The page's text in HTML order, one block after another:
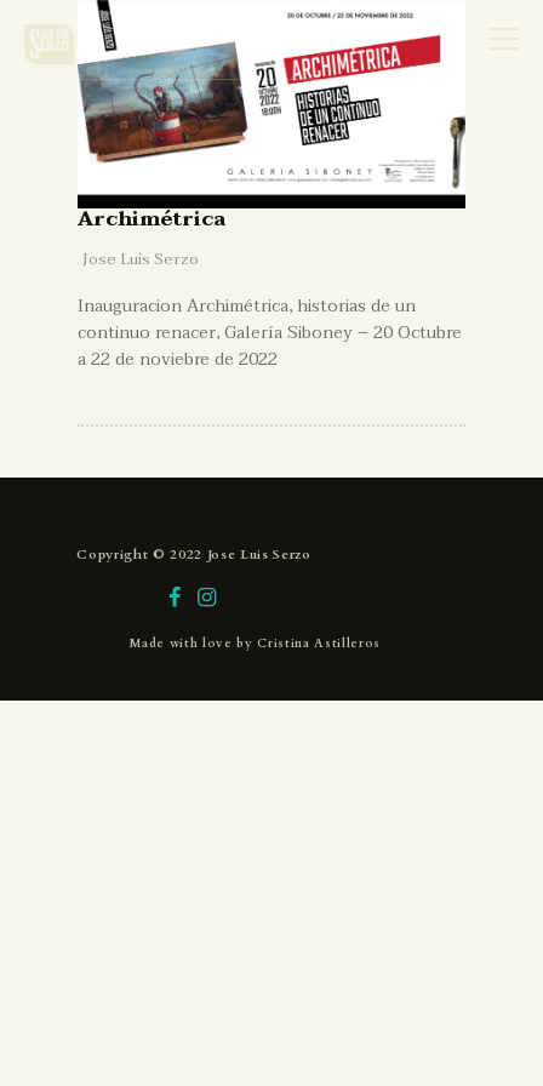
Obra
Noticias
Contacto
Archimétrica
Jose Luis Serzo
Inauguracion Archimétrica, historias de un
continuo renacer, Galería Siboney – 20 Octubre
a 22 de noviebre de 2022
Copyright © 2022 Jose Luis Serzo
Made with love byCristina Astilleros